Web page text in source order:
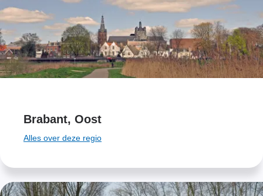
Brabant, Oost
Alles over deze regio